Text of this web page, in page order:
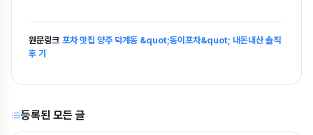
원문링크 포차 맛집 양주 덕계동 &quot;동이포차&quot; 내돈내산 솔직
후 기
등록된 모든 글